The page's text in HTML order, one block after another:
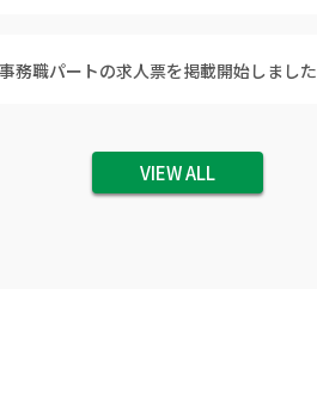
務職パートの求人票を掲載開始しました
VIEW ALL